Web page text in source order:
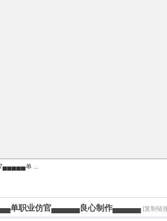
单 ...
职业仿官▄▄▄▄▄良心制作▄▄▄▄▄ [复制链